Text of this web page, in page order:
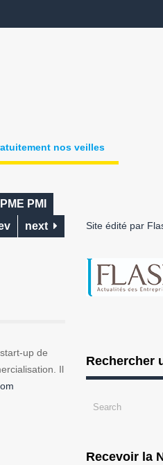
nos veilles
PMI
next
up de
Il
Site édité par
Rechercher
Recevoir la